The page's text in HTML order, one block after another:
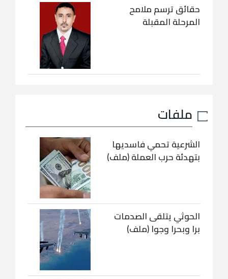
حقائق ترسم ملامح
المرحلة المقبلة
ملفات
الشرعية تحمي فاسديها
بتهدئة حرب العملة (ملف)
الحوثي يتلقى الصدمات
برا وبحرا وجوا (ملف)